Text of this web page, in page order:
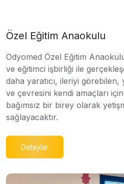
Özel Eğitim Anaokulu
Odyomed Özel Eğitim
ve eğitimci işbirliği ile
daha yaratıcı, ileriyi
ve çevresini kendi amaçları
bağımsız bir birey olarak
sağlayacaktır.
Detaylar